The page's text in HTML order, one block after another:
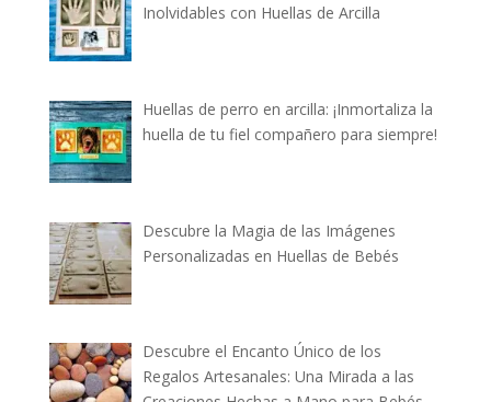
Inolvidables con Huellas de Arcilla
Huellas de perro en arcilla: ¡Inmortaliza la
huella de tu fiel compañero para siempre!
Descubre la Magia de las Imágenes
Personalizadas en Huellas de Bebés
Descubre el Encanto Único de los
Regalos Artesanales: Una Mirada a las